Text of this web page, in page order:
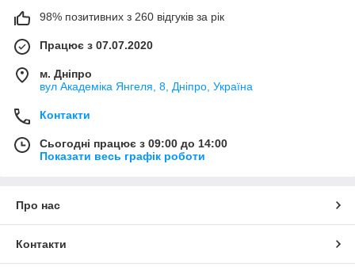
98% позитивних з 260 відгуків за рік
Працює з 07.07.2020
м. Дніпро
вул Академіка Янгеля, 8, Дніпро, Україна
Контакти
Сьогодні працює з 09:00 до 14:00
Показати весь графік роботи
Про нас
Контакти